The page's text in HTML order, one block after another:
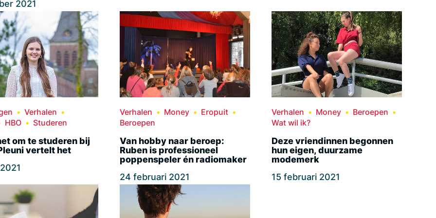
2021
Verhalen
HBO
Studeren
om te studeren bij
vertelt het
Verhalen Money
Eropuit
Beroepen
Van hobby naar beroep:
Ruben is professioneel
poppenspeler én radiomaker
24 februari 2021
Verhalen Money
Beroepen
Wat wil ik?
Deze vriendinnen begonnen
hun eigen, duurzame
modemerk
15 februari 2021